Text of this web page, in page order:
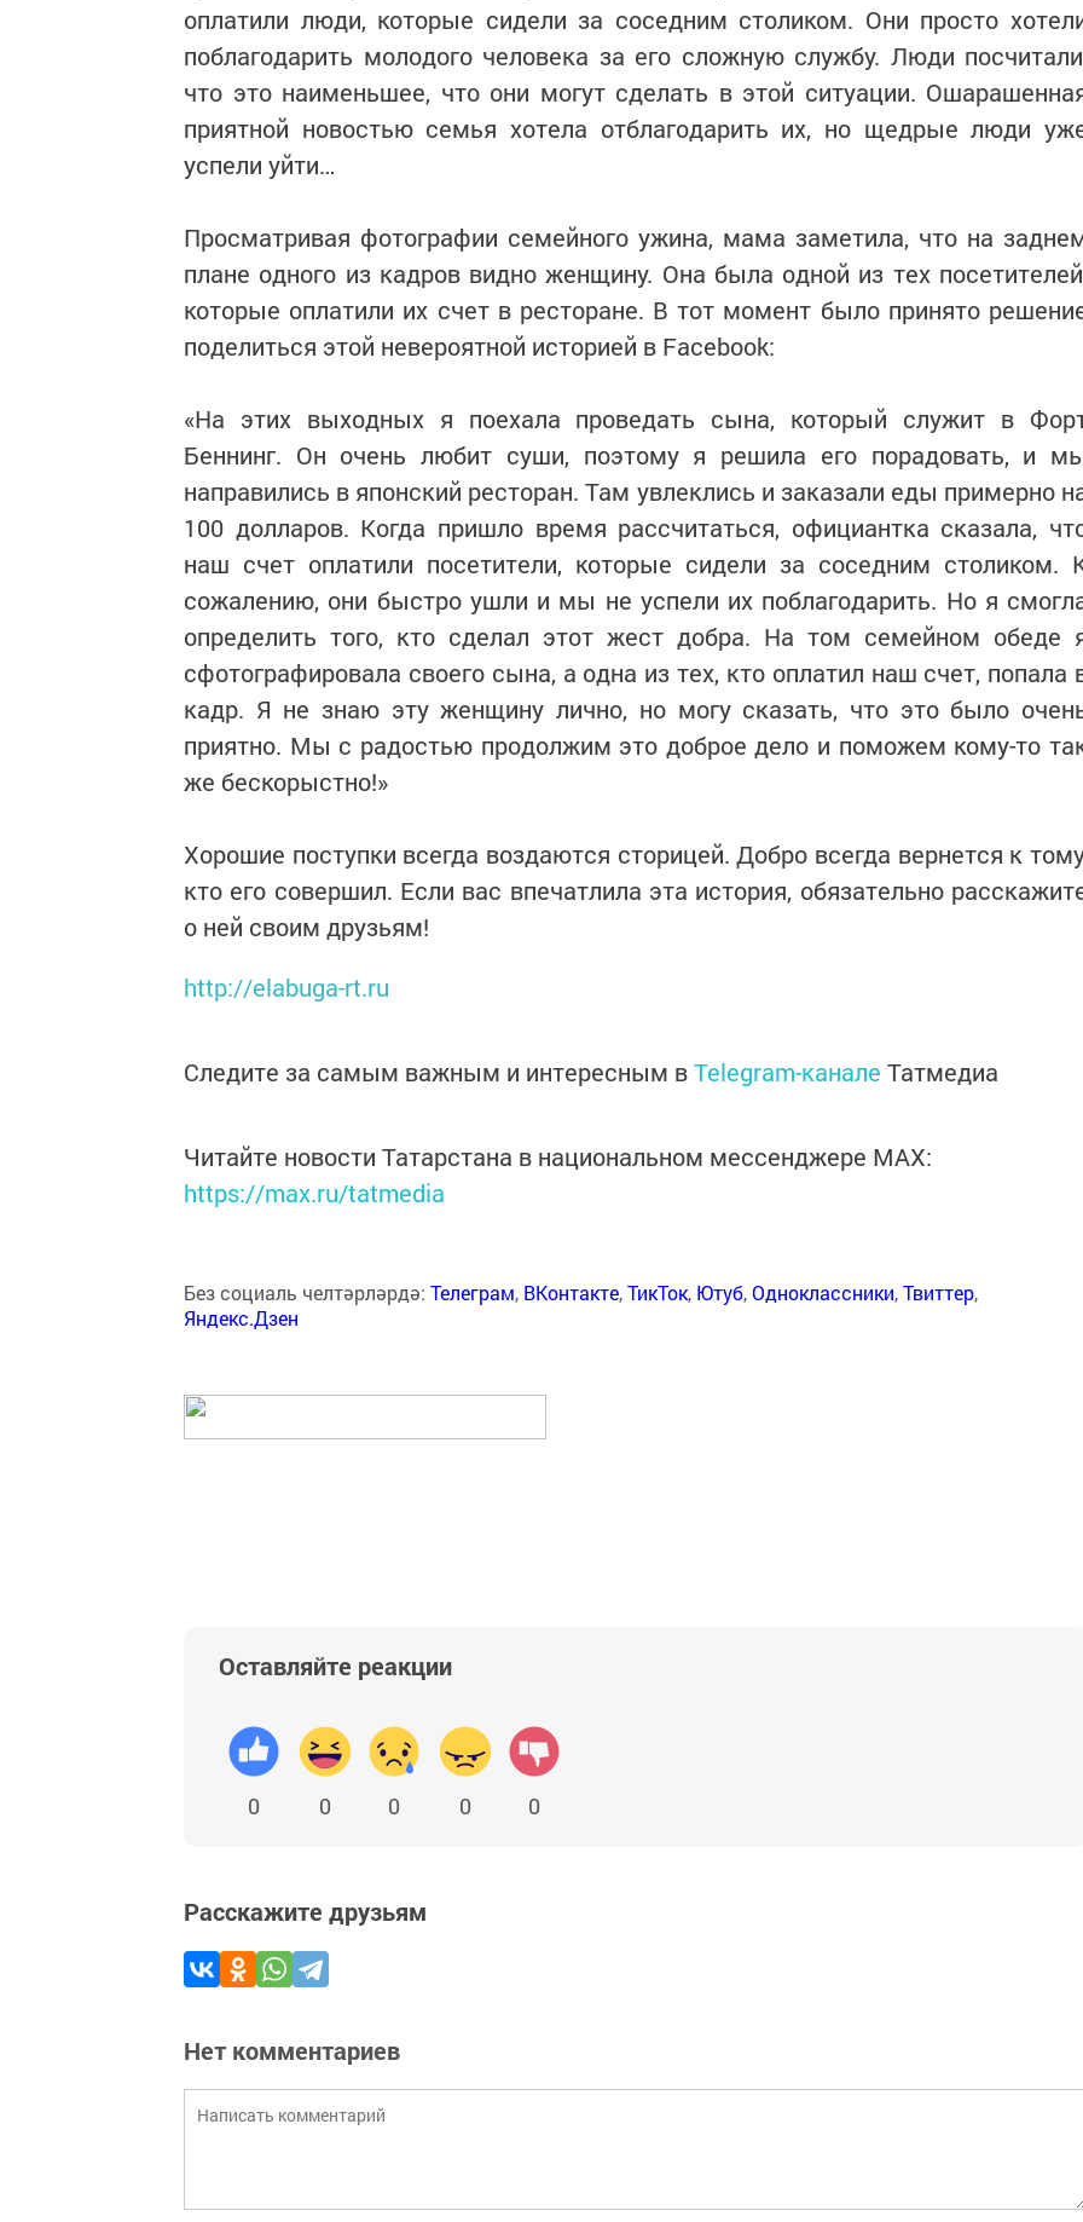
оплатили люди, которые сидели за соседним столиком. Они просто
поблагодарить молодого человека за его сложную службу. Люди
что это наименьшее, что они могут сделать в этой ситуации.
приятной новостью семья хотела отблагодарить их, но щедрые люди
успели уйти…
Просматривая фотографии семейного ужина, мама заметила, что на
плане одного из кадров видно женщину. Она была одной из тех
которые оплатили их счет в ресторане. В тот момент было принято
поделиться этой невероятной историей в Facebook:
«На этих выходных я поехала проведать сына, который служит в
Беннинг. Он очень любит суши, поэтому я решила его порадовать, и
направились в японский ресторан. Там увлеклись и заказали еды примерно
100 долларов. Когда пришло время рассчитаться, официантка сказала,
наш счет оплатили посетители, которые сидели за соседним столиком.
сожалению, они быстро ушли и мы не успели их поблагодарить. Но я
определить того, кто сделал этот жест добра. На том семейном обеде
сфотографировала своего сына, а одна из тех, кто оплатил наш счет, попала
кадр. Я не знаю эту женщину лично, но могу сказать, что это было
приятно. Мы с радостью продолжим это доброе дело и поможем кому-то
же бескорыстно!»
Хорошие поступки всегда воздаются сторицей. Добро всегда вернется к
кто его совершил. Если вас впечатлила эта история, обязательно
о ней своим друзьям!
http://elabuga-rt.ru
Следите за самым важным и интересным вTelegram-канале Татмедиа
Читайте новости Татарстана в национальном мессенджере MАХ:
https://max.ru/tatmedia
Без социаль челтәрләрдә: Телеграм, ВКонтакте,ТикТок, Ютуб,Одноклассники,Твиттер,
Яндекс.Дзен
Оставляйте реакции
0 0 0 0 0
Расскажите друзьям
Нет комментариев